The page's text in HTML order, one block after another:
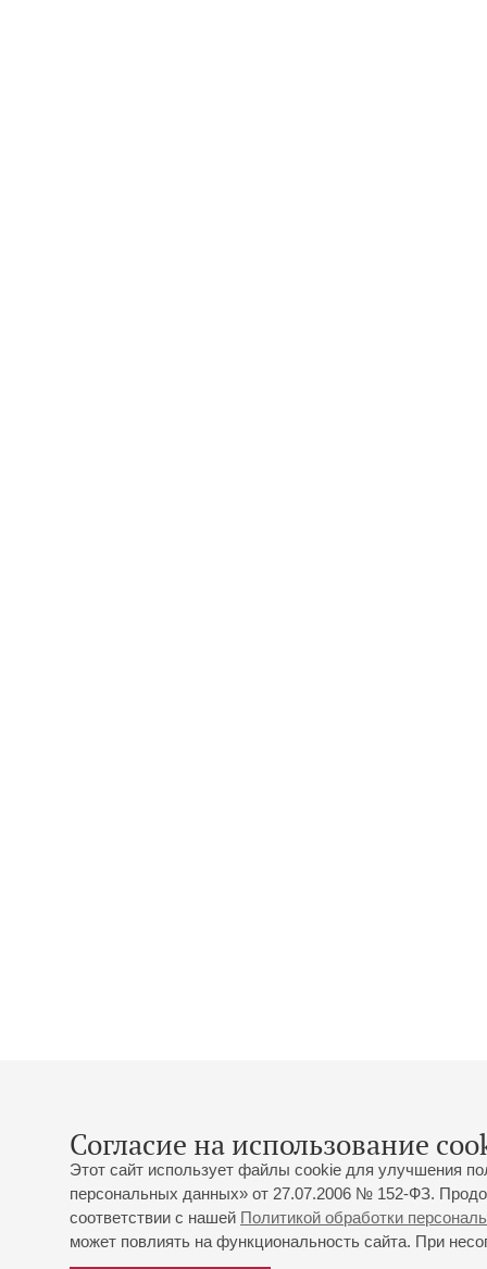
Согласие на использование
Этот сайт использует файлы cookie для улучшения
персональных данных» от 27.07.2006 № 152-ФЗ.
соответствии с нашей Политикой обработки
может повлиять на функциональность сайта. При